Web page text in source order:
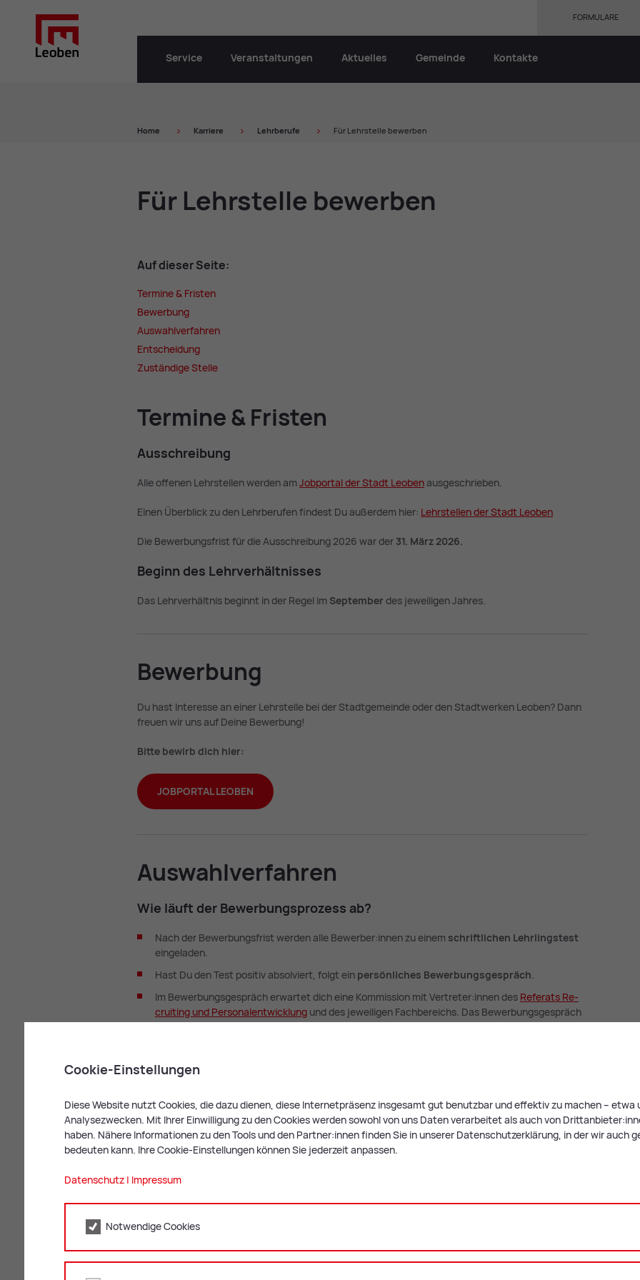
Service Veranstaltungen Aktuelles Gemeinde Kontakte
FORMULARE
Home Kar­rie­re Lehr­be­ru­fe Für Lehrstelle bewerben
Für Lehr­stel­le be­wer­ben
Auf die­ser Sei­te:
Ter­mi­ne & Fris­ten
Be­wer­bung
Aus­wahl­ver­fah­ren
Ent­schei­dung
Zu­stän­di­ge Stel­le
Ter­mi­ne & Fris­ten
Aus­schrei­bung
Alle offenen Lehrstellen werden am Job­por­tal der Stadt Leo­benausgeschrieben.
Einen Überblick zu den Lehrberufen findest Du außerdem hier: Lehr­stel­len der Stadt Leo­ben
Die Bewerbungsfrist für die Ausschreibung 2026 war der 31. März 2026.
Be­ginn des Lehr­ver­hält­nis­ses
Das Lehrverhältnis beginnt in der Regel im September des jeweiligen Jahres.
Be­wer­bung
Du hast Interesse an einer Lehrstelle bei der Stadtgemeinde oder den Stadtwerken Leoben? Dann
freuen wir uns auf Deine Bewerbung!
Bitte bewirb dich hier:
JOBPORTAL LEOBEN
Aus­wahl­ver­fah­ren
Wie läuft der Be­wer­bungs­pro­zess ab?
Nach der Bewerbungsfrist werden alle Bewerber:innen zu einem schriftlichen Lehrlingstest
eingeladen.
Hast Du den Test positiv absolviert, folgt ein persönliches Bewerbungsgespräch.
Im Bewerbungsgespräch erwartet dich eine Kommission mit Vertreter:innen des Re­fe­rats Re­
cruit­ing und Per­so­nal­ent­wick­lung und des jeweiligen Fachbereichs. Das Bewerbungsgespräch
Kandidat:innen.
Die Aufnahmeentscheidung für ein Dienstverhältnis erfolgt im Stadtrat bzw. Gemeinderat.
Cookie-Einstellungen
Diese Website nutzt Cookies, die dazu dienen, diese Internetpräsenz insgesamt gut benutzbar und effektiv zu machen –
Analysezwecken. Mit Ihrer Einwilligung zu den Cookies werden sowohl von uns Daten verarbeitet als auch von
haben. Nähere Informationen zu den Tools und den Partner:innen finden Sie in unserer Datenschutzerklärung, in der wir auch
bedeuten kann. Ihre Cookie-Einstellungen können Sie jederzeit anpassen.
Datenschutz| Impressum
Notwendige Cookies